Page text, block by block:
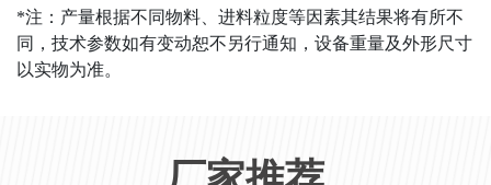
*注：产量根据不同物料、进料粒度等因素其结果将有所不
同，技术参数如有变动恕不另行通知，设备重量及外形尺寸
以实物为准。